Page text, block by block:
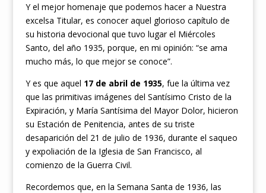
Y el mejor homenaje que podemos hacer a Nuestra
excelsa Titular, es conocer aquel glorioso capítulo de
su historia devocional que tuvo lugar el Miércoles
Santo, del año 1935, porque, en mi opinión: “se ama
mucho más, lo que mejor se conoce”.
Y es que aquel 17 de abril de 1935, fue la última vez
que las primitivas imágenes del Santísimo Cristo de la
Expiración, y María Santísima del Mayor Dolor, hicieron
su Estación de Penitencia, antes de su triste
desaparición del 21 de julio de 1936, durante el saqueo
y expoliación de la Iglesia de San Francisco, al
comienzo de la Guerra Civil.
Recordemos que, en la Semana Santa de 1936, las